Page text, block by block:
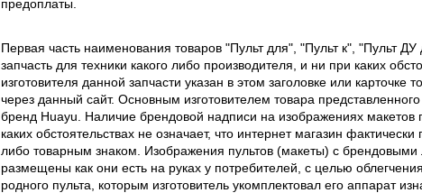
предоплаты.
Первая часть наименования товаров "Пульт для", "Пульт к", "Пульт
запчасть для техники какого либо производителя, и ни при каких
изготовителя данной запчасти указан в этом заголовке или карточке
через данный сайт. Основным изготовителем товара
бренд Huayu. Наличие брендовой надписи на изображениях макетов
каких обстоятельствах не означает, что интернет магазин
либо товарным знаком. Изображения пультов (макеты) с
размещены как они есть на руках у потребителей, с целью
родного пульта, которым изготовитель укомплектовал его аппарат